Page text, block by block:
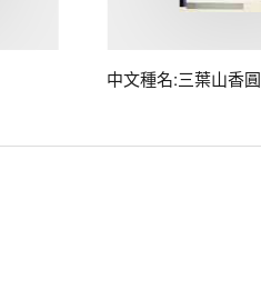
中文種名:三葉山香圓